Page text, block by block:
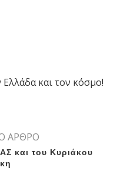
και τον κόσμο!
ΑΡΘΡΟ
και του Κυριάκου